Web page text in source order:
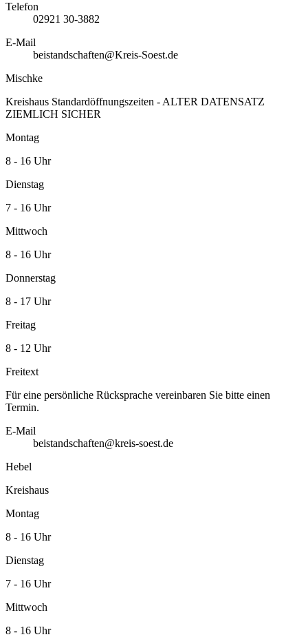
Telefon
02921 30-3882
E-Mail
beistandschaften@Kreis-Soest.de
Mischke
Kreishaus Standardöffnungszeiten - ALTER DATENSATZ
ZIEMLICH SICHER
Montag
8 - 16 Uhr
Dienstag
7 - 16 Uhr
Mittwoch
8 - 16 Uhr
Donnerstag
8 - 17 Uhr
Freitag
8 - 12 Uhr
Freitext
Für eine persönliche Rücksprache vereinbaren Sie bitte einen
Termin.
E-Mail
beistandschaften@kreis-soest.de
Hebel
Kreishaus
Montag
8 - 16 Uhr
Dienstag
7 - 16 Uhr
Mittwoch
8 - 16 Uhr